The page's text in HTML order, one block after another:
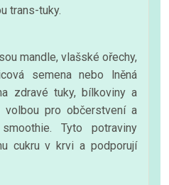
trans-tuky.
mandle, vlašské ořechy,
semena nebo lněná
zdravé tuky, bílkoviny a
volbou pro občerstvení a
Tyto potraviny
cukru v krvi a podporují